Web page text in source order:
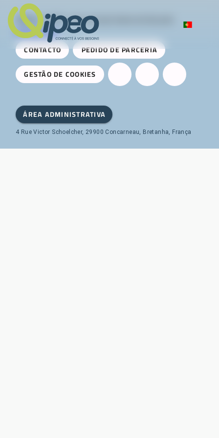
Qipeo © 2025 -Uma solução desenvolvida pela
AireServices
CONTACTO
PEDIDO DE PARCERIA
GESTÃO DE COOKIES
ÁREA ADMINISTRATIVA
4 Rue Victor Schoelcher, 29900 Concarneau, Bretanha, França